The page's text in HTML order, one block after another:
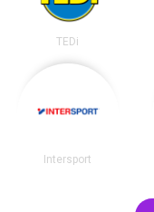
TEDi
Intersport